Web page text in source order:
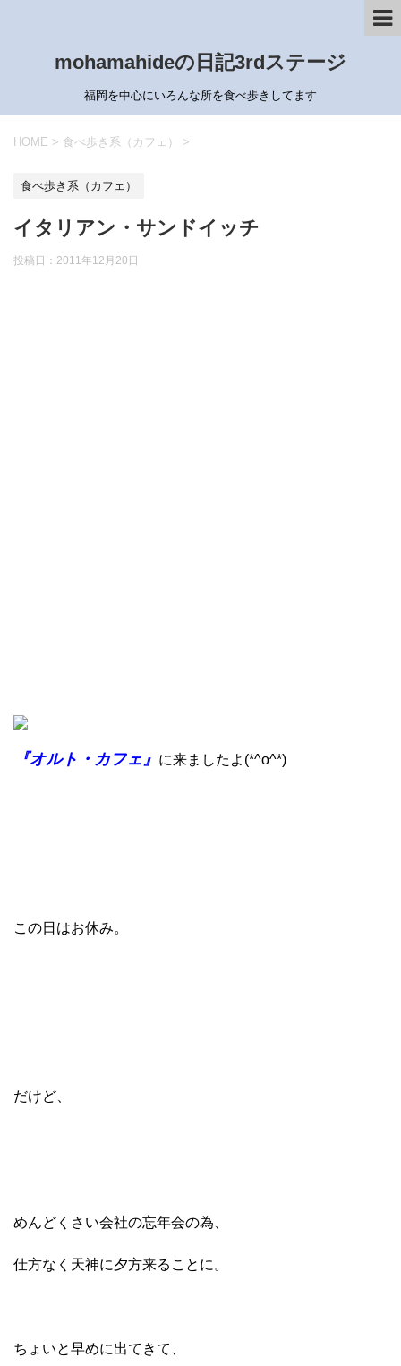
mohamahideの日記3rdステージ
福岡を中心にいろんな所を食べ歩きしてます
HOME > 食べ歩き系（カフェ） >
食べ歩き系（カフェ）
イタリアン・サンドイッチ
投稿日： 2011年12月20日
『オルト・カフェ』 に来ましたよ(*^o^*)
この日はお休み。
だけど、
めんどくさい会社の忘年会の為、
仕方なく天神に夕方来ることに。
ちょいと早めに出てきて、